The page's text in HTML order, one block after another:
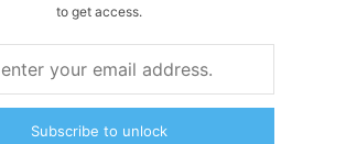
to get access.
Subscribe to unlock